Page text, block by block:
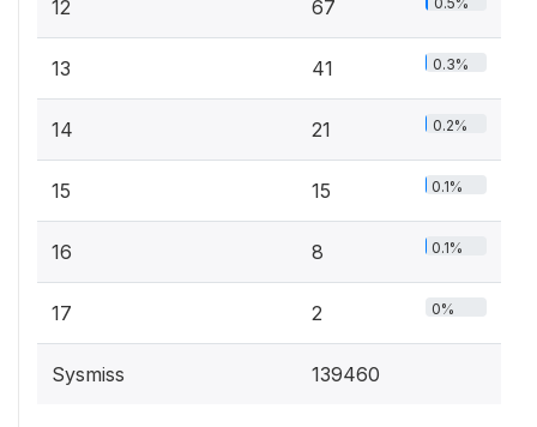
12 67
13 41 0.3%
14 21 0.2%
15 15 0.1%
16 8 0.1%
17 2 0%
Sysmiss 139460